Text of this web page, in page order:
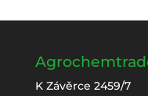
K Závěrce 2459/7